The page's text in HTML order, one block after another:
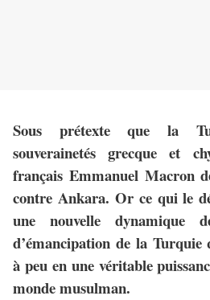
Sous prétexte que la
souverainetés grecque et
français Emmanuel Macron
contre Ankara. Or ce qui le
une nouvelle dynamique
d’émancipation de la
à peu en une véritable
monde musulman.